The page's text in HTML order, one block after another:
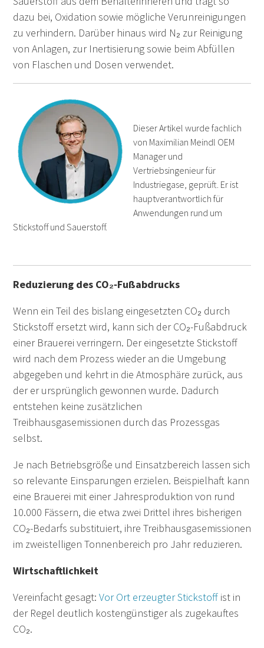
dazu bei, Oxidation sowie mögliche Verunreinigungen
zu verhindern. Darüber hinaus wird N₂ zur Reinigung
von Anlagen, zur Inertisierung sowie beim Abfüllen
von Flaschen und Dosen verwendet.
Dieser Artikel wurde fachlich
von Maximilian Meindl OEM
Manager und
Vertriebsingenieur für
Industriegase, geprüft. Er ist
hauptverantwortlich für
Anwendungen rund um
Stickstoff und Sauerstoff.
Reduzierung des CO₂‑Fußabdrucks
Wenn ein Teil des bislang eingesetzten CO₂ durch
Stickstoff ersetzt wird, kann sich der CO₂-Fußabdruck
einer Brauerei verringern. Der eingesetzte Stickstoff
wird nach dem Prozess wieder an die Umgebung
abgegeben und kehrt in die Atmosphäre zurück, aus
der er ursprünglich gewonnen wurde. Dadurch
entstehen keine zusätzlichen
Treibhausgasemissionen durch das Prozessgas
selbst.
Je nach Betriebsgröße und Einsatzbereich lassen sich
so relevante Einsparungen erzielen. Beispielhaft kann
eine Brauerei mit einer Jahresproduktion von rund
10.000 Fässern, die etwa zwei Drittel ihres bisherigen
CO₂-Bedarfs substituiert, ihre Treibhausgasemissionen
im zweistelligen Tonnenbereich pro Jahr reduzieren.
Wirtschaftlichkeit
Vereinfacht gesagt: Vor Ort erzeugter Stickstoffist in
der Regel deutlich kostengünstiger als zugekauftes
CO₂.